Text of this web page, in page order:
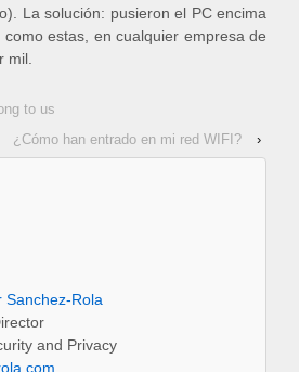
La solución: pusieron el PC encima
estas, en cualquier empresa de
mil.
to us
¿Cómo han entrado en mi red WIFI?
›
Sanchez-Rola
and Privacy